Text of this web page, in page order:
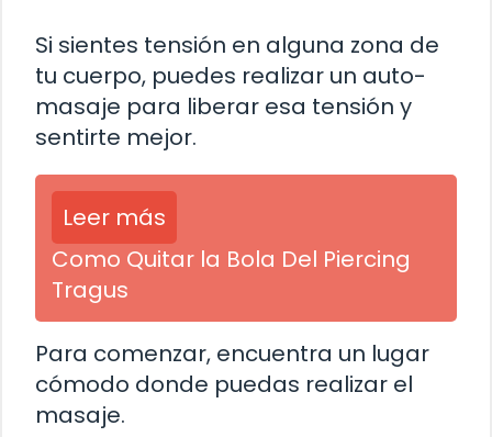
Si sientes tensión en alguna zona de
tu cuerpo, puedes realizar un auto-
masaje para liberar esa tensión y
sentirte mejor.
Leer más
Como Quitar la Bola Del Piercing
Tragus
Para comenzar, encuentra un lugar
cómodo donde puedas realizar el
masaje.